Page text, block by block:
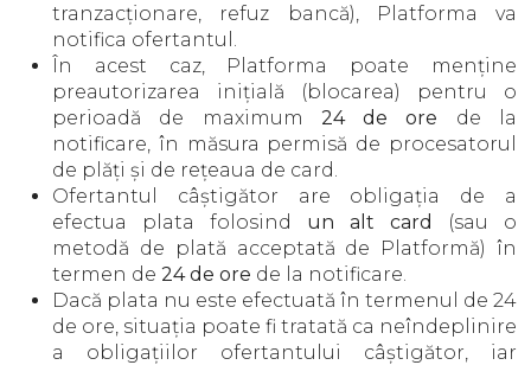
tranzacționare, refuz bancă), Platforma va
notifica ofertantul.
În acest caz, Platforma poate menține
preautorizarea inițială (blocarea) pentru o
perioadă de maximum 24 de ore de la
notificare, în măsura permisă de procesatorul
de plăți și de rețeaua de card.
Ofertantul câștigător are obligația de a
efectua plata folosind un alt card
(sau o
metodă de plată acceptată de Platformă) în
termen de 24 de ore de la notificare.
Dacă plata nu este efectuată în termenul de 24
de ore, situația poate fi tratată ca neîndeplinire
a obligațiilor ofertantului câștigător, iar